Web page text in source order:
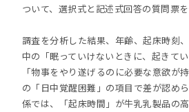
ついて、選択式と記述式回答の質問票を
調査を分析した結果、年齢、起床時刻
中の「眠っていけないときに、起きて
「物事をやり遂げるのに必要な意欲が
の「日中覚醒困難」の項目で差が認め
係では、「起床時間」が牛乳乳製品の